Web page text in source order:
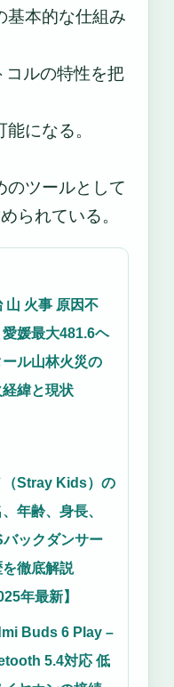
基本的な仕組み
コルの特性を把
になる。
のツールとして
られている。
山 火事 原因不
愛媛最大481.6ヘ
ール山林火災の
経緯と現状
（Stray Kids）の
年齢、身長、
バックダンサー
徹底解説
年最新】
Buds 6 Play –
5.4対応 低